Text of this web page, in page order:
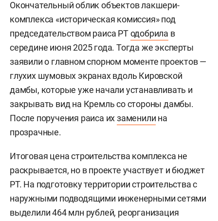
Окончательный облик объектов лакшери-
комплекса «историческая комиссия» под
председательством раиса РТодобрила в
середине июня 2025 года. Тогда же эксперты
заявили о главном спорном моменте проектов —
глухих шумовых экранах вдоль Кировской
дамбы, которые уже начали устанавливать и
закрывать вид на Кремль со стороны дамбы.
После поручения раиса ихзаменили на
прозрачные.
Итоговая цена строительства комплекса не
раскрывается, но в проекте участвует и бюджет
РТ. На подготовку территории строительства с
наружными подводящими инженерными сетями
выделили 464 млн рублей, реорганизация